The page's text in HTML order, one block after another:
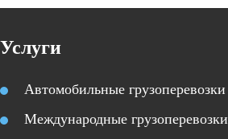
Услуги
Автомобильные грузоперевозки
Международные грузоперевозки